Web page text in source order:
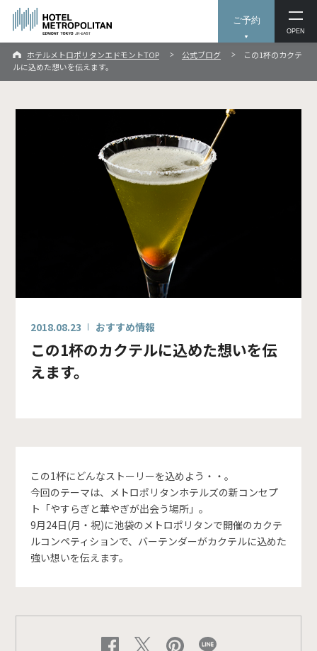
ご予約
OPEN
ホテルメトロポリタンエドモントTOP 公式ブログ
この1杯のカクテ
ルに込めた想いを伝えます。
2018.08.23 おすすめ情報
この1杯のカクテルに込めた想いを伝
えます。
この1杯にどんなストーリーを込めよう・・。
今回のテーマは、メトロポリタンホテルズの新コンセプ
ト「やすらぎと華やぎが出会う場所」。
9月24日(月・祝)に池袋のメトロポリタンで開催のカクテ
ルコンペティションで、バーテンダーがカクテルに込めた
強い想いを伝えます。